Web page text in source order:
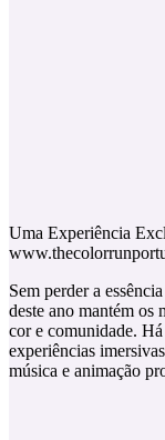
Uma Experiência
Sem perder a
deste ano mantém os
cor e comunidade.
experiências
música e animação